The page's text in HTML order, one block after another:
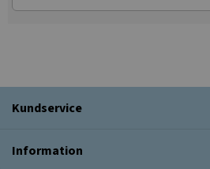
Kundservice
Information